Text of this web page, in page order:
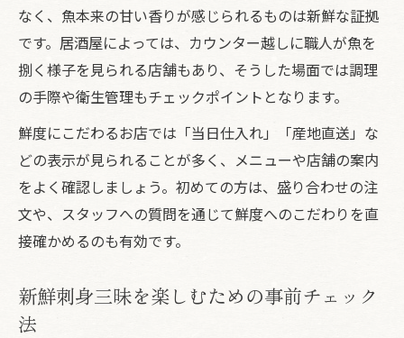
なく、魚本来の甘い香りが感じられるものは新鮮な証拠
です。居酒屋によっては、カウンター越しに職人が魚を
捌く様子を見られる店舗もあり、そうした場面では調理
の手際や衛生管理もチェックポイントとなります。
鮮度にこだわるお店では「当日仕入れ」「産地直送」な
どの表示が見られることが多く、メニューや店舗の案内
をよく確認しましょう。初めての方は、盛り合わせの注
文や、スタッフへの質問を通じて鮮度へのこだわりを直
接確かめるのも有効です。
新鮮刺身三昧を楽しむための事前チェック
法